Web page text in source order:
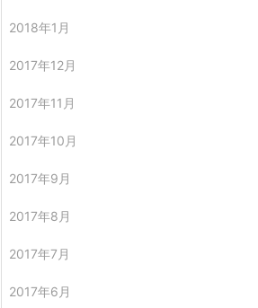
2018年1月
2017年12月
2017年11月
2017年10月
2017年9月
2017年8月
2017年7月
2017年6月